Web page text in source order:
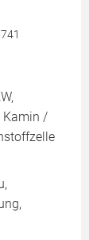
Kamin /